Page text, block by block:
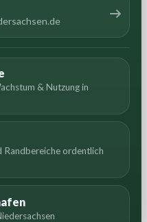
& Nutzung in
Randbereiche ordentlich